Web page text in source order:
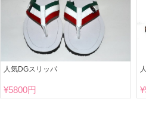
人気DGスリッパ
¥5800円 ¥